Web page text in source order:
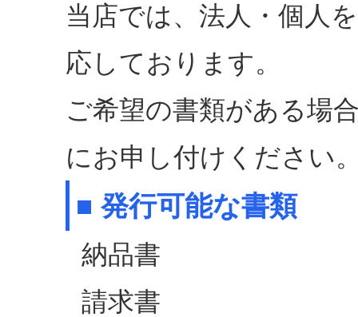
当店では、法人・個人
応しております。
ご希望の書類がある場
にお申し付けください
■ 発行可能な書類
納品書
請求書